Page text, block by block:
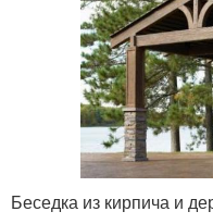
Беседка из кирпича и